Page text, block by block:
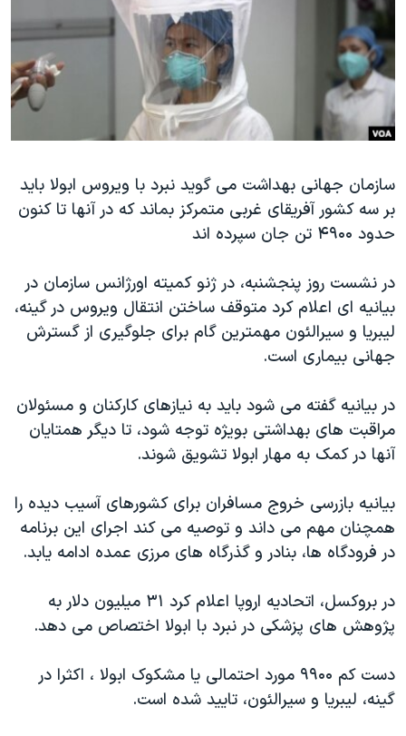
حقوق شهروندی
اقتصادی
علم و فناوری
گالری عکس
آرشیو پخش زنده
انتخابات ریاست جمهوری آمریکا ۲۰۲۴
حمله جمهوری اسلامی به اسرائیل
رمز مهسا
اعتراضات زن، زندگی، آزادی
مجموعه مستندهای دادخواهی
تریبونال مردمی آبان ۹۸
دادگاه حمید نوری
چهل سال گروگان‌گیری
قانون شفافیت دارائی کادر رهبری ایران
اسرائیل در جنگ
نرگس محمدی برنده جایزه نوبل صلح
صفحه‌های ویژه
سفر پرزیدنت ترامپ به چین
دنبال کنید
زبانهای مختلف
سازمان جهانی بهداشت می گوید نبرد با ویروس ابولا باید
بر سه کشور آفریقای غربی متمرکز بماند که در آنها تا کنون
حدود ۴۹۰۰ تن جان سپرده اند
در نشست روز پنجشنبه، در ژنو کمیته اورژانس سازمان در
بیانیه ای اعلام کرد متوقف ساختن انتقال ویروس در گینه،
لیبریا و سیرالئون مهمترین گام برای جلوگیری از گسترش
جهانی بیماری است.
در بیانیه گفته می شود باید به نیازهای کارکنان و مسئولان
مراقبت های بهداشتی بویژه توجه شود، تا دیگر همتایان
آنها در کمک به مهار ابولا تشویق شوند.
بیانیه بازرسی خروج مسافران برای کشورهای آسیب دیده را
همچنان مهم می داند و توصیه می کند اجرای این برنامه
در فرودگاه ها، بنادر و گذرگاه های مرزی عمده ادامه یابد.
در بروکسل، اتحادیه اروپا اعلام کرد ۳۱ میلیون دلار به
پژوهش های پزشکی در نبرد با ابولا اختصاص می دهد.
دست کم ۹۹۰۰ مورد احتمالی یا مشکوک ابولا ، اکثرا در
گینه، لیبریا و سیرالئون، تایید شده است.